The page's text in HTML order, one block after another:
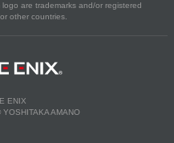
are trademarks and/or registered
other countries.
ENIX
AMANO